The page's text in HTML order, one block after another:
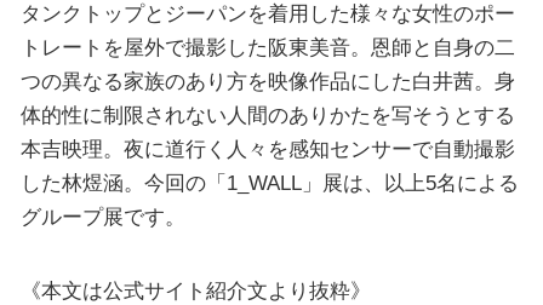
タンクトップとジーパンを着用した様々な女性のポー
トレートを屋外で撮影した阪東美音。恩師と自身の二
つの異なる家族のあり方を映像作品にした白井茜。身
体的性に制限されない人間のありかたを写そうとする
本吉映理。夜に道行く人々を感知センサーで自動撮影
した林煜涵。今回の「1_WALL」展は、以上5名による
グループ展です。
《本文は公式サイト紹介文より抜粋》